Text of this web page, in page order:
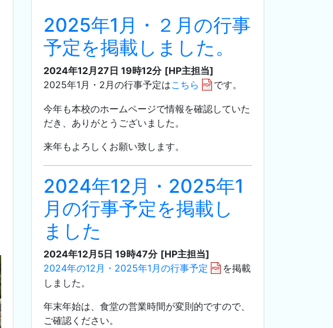
2025年1月・２月の行事
予定を掲載しました。
2024年12月27日 19時12分 [HP主担当]
2025年1月・2月の行事予定はこちら です。
今年も本校のホームページで情報を確認していた
だき、ありがとうございました。
来年もよろしくお願い致します。
2024年12月・2025年1
月の行事予定を掲載し
ました
2024年12月5日 19時47分 [HP主担当]
2024年の12月・2025年1月の行事予定
を掲載
しました。
年末年始は、食堂の営業時間が変則的ですので、
ご確認ください。